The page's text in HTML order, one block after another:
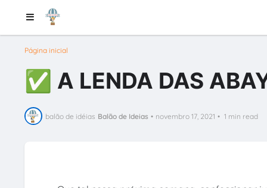
Página inicial
✅ A LENDA DAS
balão de idéias Balão de Ideias • novembro 17, 2021 • 1 min read